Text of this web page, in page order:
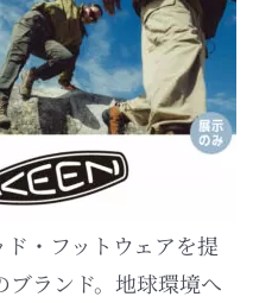
・フットウェアを提
ランド。 地球環境へ